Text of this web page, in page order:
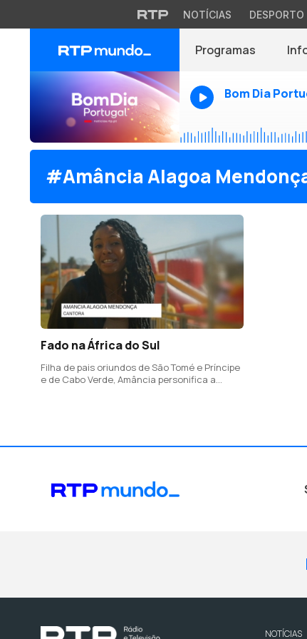
NOTÍCIAS DESPORTO
Programas
Bom Dia
#Amância Alagoa
Fado na África do Sul
Filha de pais oriundos de São Tomé e Príncipe
e de Cabo Verde, Amância personifica a
NOTÍCIAS